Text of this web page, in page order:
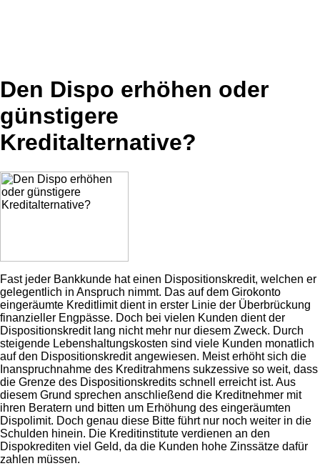
Den Dispo erhöhen oder
günstigere
Kreditalternative?
Fast jeder Bankkunde hat einen Dispositionskredit, welchen er
gelegentlich in Anspruch nimmt. Das auf dem Girokonto
eingeräumte Kreditlimit dient in erster Linie der Überbrückung
finanzieller Engpässe. Doch bei vielen Kunden dient der
Dispositionskredit lang nicht mehr nur diesem Zweck. Durch
steigende Lebenshaltungskosten sind viele Kunden monatlich
auf den Dispositionskredit angewiesen. Meist erhöht sich die
Inanspruchnahme des Kreditrahmens sukzessive so weit, dass
die Grenze des Dispositionskredits schnell erreicht ist. Aus
diesem Grund sprechen anschließend die Kreditnehmer mit
ihren Beratern und bitten um Erhöhung des eingeräumten
Dispolimit. Doch genau diese Bitte führt nur noch weiter in die
Schulden hinein. Die Kreditinstitute verdienen an den
Dispokrediten viel Geld, da die Kunden hohe Zinssätze dafür
zahlen müssen.